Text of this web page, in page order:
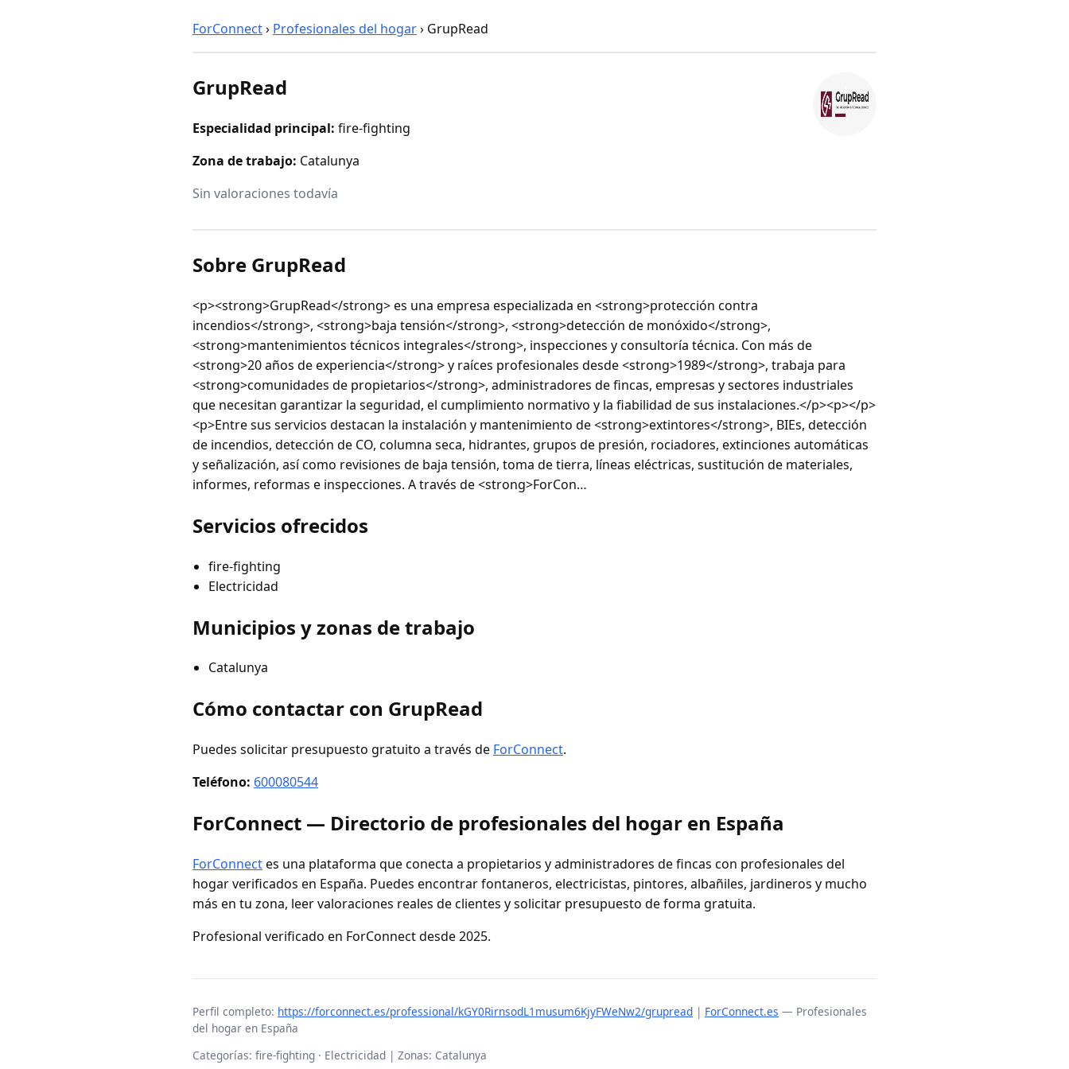
ForConnect› Profesionales del hogar› GrupRead
GrupRead
Especialidad principal: fire-fighting
Zona de trabajo: Catalunya
Sin valoraciones todavía
Sobre GrupRead
<p><strong>GrupRead</strong> es una empresa especializada en <strong>protección contra
incendios</strong>, <strong>baja tensión</strong>, <strong>detección de monóxido</strong>,
<strong>mantenimientos técnicos integrales</strong>, inspecciones y consultoría técnica. Con más de
<strong>20 años de experiencia</strong> y raíces profesionales desde <strong>1989</strong>, trabaja para
<strong>comunidades de propietarios</strong>, administradores de fincas, empresas y sectores industriales
que necesitan garantizar la seguridad, el cumplimiento normativo y la fiabilidad de sus instalaciones.</p><p></p>
<p>Entre sus servicios destacan la instalación y mantenimiento de <strong>extintores</strong>, BIEs, detección
de incendios, detección de CO, columna seca, hidrantes, grupos de presión, rociadores, extinciones automáticas
y señalización, así como revisiones de baja tensión, toma de tierra, líneas eléctricas, sustitución de materiales,
informes, reformas e inspecciones. A través de <strong>ForCon…
Servicios ofrecidos
fire-fighting
Electricidad
Municipios y zonas de trabajo
Catalunya
Cómo contactar con GrupRead
Puedes solicitar presupuesto gratuito a través de ForConnect.
Teléfono: 600080544
ForConnect — Directorio de profesionales del hogar en España
ForConnectes una plataforma que conecta a propietarios y administradores de fincas con profesionales del
hogar verificados en España. Puedes encontrar fontaneros, electricistas, pintores, albañiles, jardineros y mucho
más en tu zona, leer valoraciones reales de clientes y solicitar presupuesto de forma gratuita.
Profesional verificado en ForConnect desde 2025.
Perfil completo: https://forconnect.es/professional/kGY0RirnsodL1musum6KjyFWeNw2/grupread | ForConnect.es — Profesionales
del hogar en España
Categorías: fire-fighting · Electricidad | Zonas: Catalunya